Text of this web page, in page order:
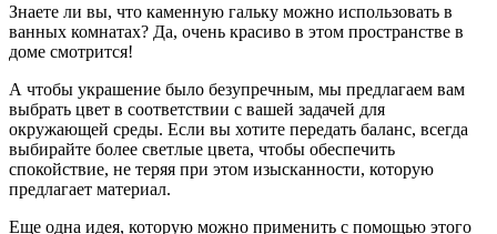
Знаете ли вы, что каменную гальку можно использовать в
ванных комнатах? Да, очень красиво в этом пространстве в
доме смотрится!
А чтобы украшение было безупречным, мы предлагаем вам
выбрать цвет в соответствии с вашей задачей для
окружающей среды. Если вы хотите передать баланс, всегда
выбирайте более светлые цвета, чтобы обеспечить
спокойствие, не теряя при этом изысканности, которую
предлагает материал.
Еще одна идея, которую можно применить с помощью этого